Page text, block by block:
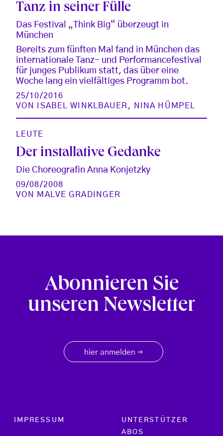
Tanz in seiner Fülle
Das Festival „Think Big“ überzeugt in
München
Bereits zum fünften Mal fand in München das
internationale Tanz- und Performancefestival
für junges Publikum statt, das über eine
Woche lang ein vielfältiges Programm bot.
25/10/2016
VON
ISABEL WINKLBAUER , NINA HÜMPEL
LEUTE
Der installative Gedanke
Die Choreografin Anna Konjetzky
09/08/2008
VON MALVE GRADINGER
Abonnieren Sie
unseren Newsletter
hier anmelden →
Footer menu
IMPRESSUM
UNTERSTÜTZER
ABOS